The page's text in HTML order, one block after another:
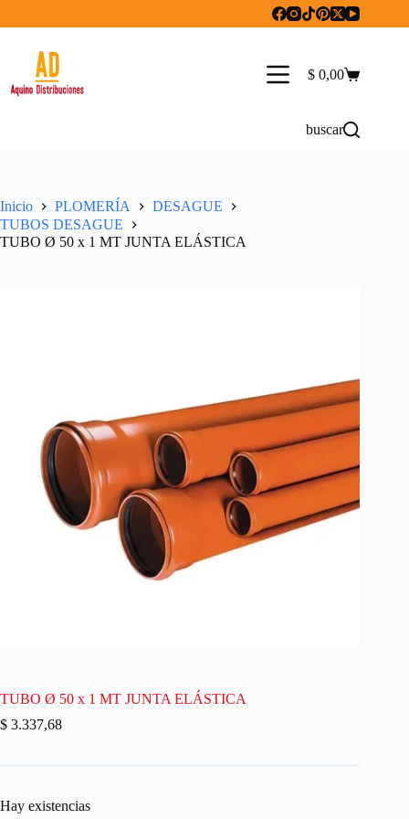
Carro
$ 0,00
buscar
Inicio PLOMERÍA
DESAGUE
TUBOS DESAGUE
TUBO Ø 50 x 1 MT JUNTA ELÁSTICA
TUBO Ø 50 x 1 MT JUNTA ELÁSTICA
$ 3.337,68
Hay existencias